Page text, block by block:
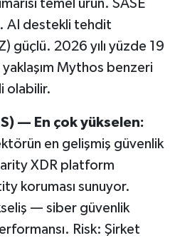
temel ürün. SASE
AI destekli tehdit
güçlü. 2026 yılı yüzde 19
Mythos benzeri
olabilir.
— En çok yükselen:
en gelişmiş güvenlik
XDR platform
koruması sunuyor.
— siber güvenlik
Risk: Şirket